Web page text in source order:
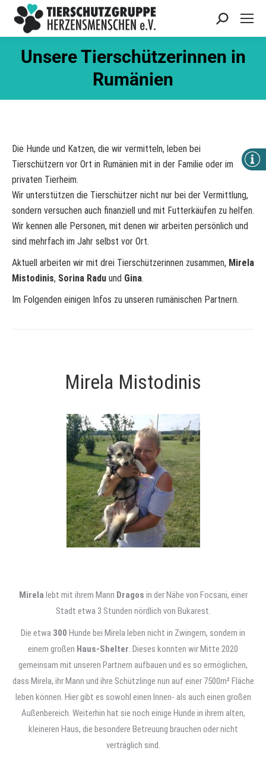
Search:
Unsere Tierschützerinnen in
Rumänien
Die Hunde und Katzen, die wir vermitteln, leben bei
Tierschützern vor Ort in Rumänien mit in der Familie oder im
privaten Tierheim.
Wir unterstützen die Tierschützer nicht nur bei der Vermittlung,
sondern versuchen auch finanziell und mit Futterkäufen zu helfen.
Wir kennen alle Personen, mit denen wir arbeiten persönlich und
sind mehrfach im Jahr selbst vor Ort.
Aktuell arbeiten wir mit drei Tierschützerinnen zusammen, Mirela
Mistodinis, Sorina Radu und Gina.
Im Folgenden einigen Infos zu unseren rumänischen Partnern.
Mirela Mistodinis
Mirela lebt mit ihrem Mann Dragos in der Nähe von Focsani, einer
Stadt etwa 3 Stunden nördlich von Bukarest.
Die etwa 300 Hunde bei Mirela leben nicht in Zwingern, sondern in
einem großen Haus-Shelter. Dieses konnten wir Mitte 2020
gemeinsam mit unseren Partnern aufbauen und es so ermöglichen,
dass Mirela, ihr Mann und ihre Schützlinge nun auf einer 7500m² Fläche
leben können. Hier gibt es sowohl einen Innen- als auch einen großen
Außenbereich. Weiterhin hat sie noch einige Hunde in ihrem alten,
kleineren Haus, die besondere Betreuung brauchen oder nicht
verträglich sind.